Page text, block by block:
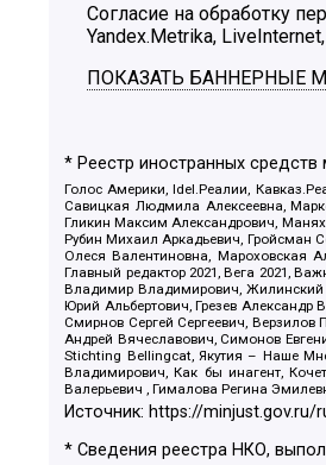
Согласие на обработку
Yandex.Metrika,
ПОКАЗАТЬ БАННЕРНЫЕ
* Реестр иностранных
Голос Америки, Idel.Реалии,
Савицкая Людмила Алексеевна,
Гликин Максим Александрович,
Рубин Михаил Аркадьевич, Гройсман
Олеся Валентиновна, Мароховская
Главный редактор 2021, Вега 2021,
Владимир Владимирович, Жилинский
Юрий Альбертович, Грезев
Смирнов Сергей Сергеевич,
Андрей Вячеславович, Симонов
Stichting Bellingcat, Якутия – Наше
Владимирович, Как бы инагент,
Валерьевич , Гималова Регина
Источник: https://
* Сведения реестра НКО,